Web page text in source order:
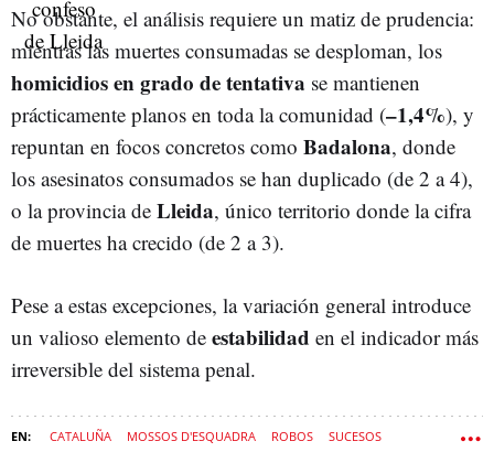
No obstante, el análisis requiere un matiz de prudencia:
mientras las muertes consumadas se desploman, los
homicidios en grado de tentativa se mantienen
prácticamente planos en toda la comunidad (–1,4%), y
repuntan en focos concretos como Badalona, donde
los asesinatos consumados se han duplicado (de 2 a 4),
o la provincia de Lleida, único territorio donde la cifra
de muertes ha crecido (de 2 a 3).
Pese a estas excepciones, la variación general introduce
un valioso elemento de estabilidad en el indicador más
irreversible del sistema penal.
CATALUÑA MOSSOS D'ESQUADRA ROBOS SUCESOS